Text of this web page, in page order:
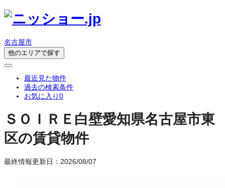
名古屋市
他のエリアで探す
最近見た物件
過去の検索条件
お気に入り0
ＳＯＩＲＥ白壁愛知県名古屋市東
区の賃貸物件
最終情報更新日：2026/08/07